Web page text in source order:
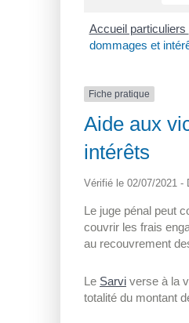
Accueil particuliers
dommages et
Fiche pratique
Aide aux
intérêts
Vérifié le 02/07/2021 -
Le juge pénal peut
couvrir les frais
au recouvrement
Le Sarvi verse à la
totalité du montant